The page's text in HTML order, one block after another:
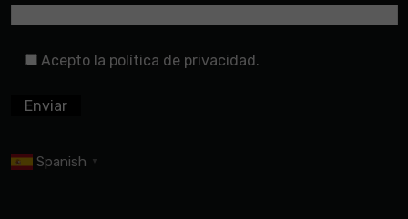
Acepto la política de privacidad.
Spanish ▼